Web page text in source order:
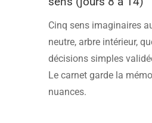
Cinq sens imaginaires
neutre, arbre intérieur,
décisions simples
Le carnet garde la
nuances.